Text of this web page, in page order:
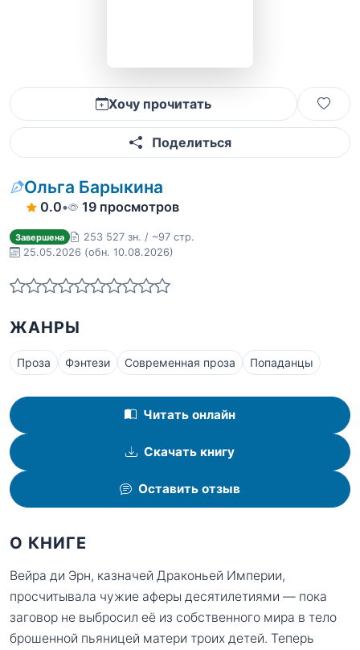
Хочу прочитать
Поделиться
Ольга Барыкина
0.0• 19 просмотров
Завершена
253 527 зн. / ~97 стр.
25.05.2026 (обн. 10.08.2026)
ЖАНРЫ
Проза Фэнтези Современная проза Попаданцы
Читать онлайн
Скачать книгу
Оставить отзыв
О КНИГЕ
Вейра ди Эрн, казначей Драконьей Империи,
просчитывала чужие аферы десятилетиями — пока
заговор не выбросил её из собственного мира в тело
брошенной пьяницей матери троих детей. Теперь